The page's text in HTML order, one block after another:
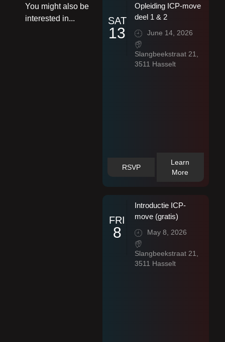
You might also be
interested in...
SAT
13
Opleiding ICP-move
deel 1 & 2
June 14, 2026
Slangbeekstraat 21,
3511 Hasselt
RSVP
Learn
More
FRI
8
Introductie ICP-
move (gratis)
May 8, 2026
Slangbeekstraat 21,
3511 Hasselt